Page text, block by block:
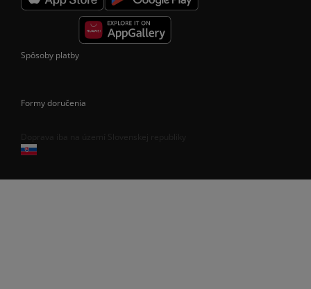
Spôsoby platby
Formy doručenia